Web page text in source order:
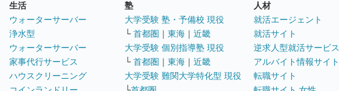
生活
ウォーターサーバー
浄水型
ウォーターサーバー
家事代行サービス
ハウスクリーニング
塾
大学受験 塾・予備校 現役
└ 首都圏 ｜ 東海 ｜ 近畿
大学受験 個別指導塾 現役
└ 首都圏 ｜ 東海 ｜ 近畿
大学受験 難関大学特化型 現役
人材
就活エージェント
就活サイト
逆求人型就活サービス
アルバイト情報サイト
転職サイト